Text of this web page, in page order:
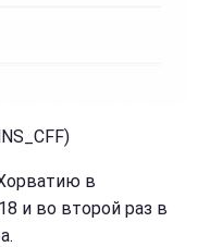
в
и во второй раз в